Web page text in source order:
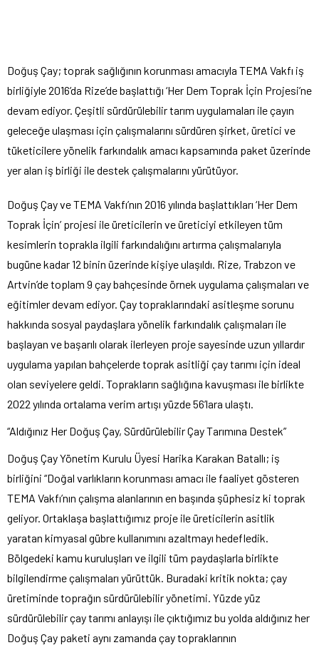
Doğuş Çay; toprak sağlığının korunması amacıyla TEMA Vakfı iş
birliğiyle 2016’da Rize’de başlattığı ‘Her Dem Toprak İçin Projesi’ne
devam ediyor. Çeşitli sürdürülebilir tarım uygulamaları ile çayın
geleceğe ulaşması için çalışmalarını sürdüren şirket, üretici ve
tüketicilere yönelik farkındalık amacı kapsamında paket üzerinde
yer alan iş birliği ile destek çalışmalarını yürütüyor.
Doğuş Çay ve TEMA Vakfı’nın 2016 yılında başlattıkları ‘Her Dem
Toprak İçin’ projesi ile üreticilerin ve üreticiyi etkileyen tüm
kesimlerin toprakla ilgili farkındalığını artırma çalışmalarıyla
bugüne kadar 12 binin üzerinde kişiye ulaşıldı. Rize, Trabzon ve
Artvin’de toplam 9 çay bahçesinde örnek uygulama çalışmaları ve
eğitimler devam ediyor. Çay topraklarındaki asitleşme sorunu
hakkında sosyal paydaşlara yönelik farkındalık çalışmaları ile
başlayan ve başarılı olarak ilerleyen proje sayesinde uzun yıllardır
uygulama yapılan bahçelerde toprak asitliği çay tarımı için ideal
olan seviyelere geldi. Toprakların sağlığına kavuşması ile birlikte
2022 yılında ortalama verim artışı yüzde 56’lara ulaştı.
“Aldığınız Her Doğuş Çay, Sürdürülebilir Çay Tarımına Destek”
Doğuş Çay Yönetim Kurulu Üyesi Harika Karakan Batallı; iş
birliğini “Doğal varlıkların korunması amacı ile faaliyet gösteren
TEMA Vakfı’nın çalışma alanlarının en başında şüphesiz ki toprak
geliyor. Ortaklaşa başlattığımız proje ile üreticilerin asitlik
yaratan kimyasal gübre kullanımını azaltmayı hedefledik.
Bölgedeki kamu kuruluşları ve ilgili tüm paydaşlarla birlikte
bilgilendirme çalışmaları yürüttük. Buradaki kritik nokta; çay
üretiminde toprağın sürdürülebilir yönetimi. Yüzde yüz
sürdürülebilir çay tarımı anlayışı ile çıktığımız bu yolda aldığınız her
Doğuş Çay paketi aynı zamanda çay topraklarının